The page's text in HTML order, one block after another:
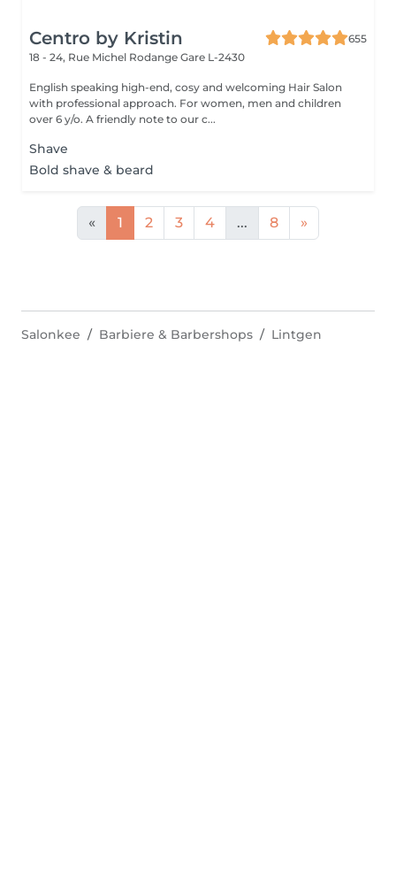
Centro by Kristin
655
18 - 24, Rue Michel Rodange Gare L-2430
English speaking high-end, cosy and welcoming Hair Salon
with professional approach. For women, men and children
over 6 y/o. A friendly note to our c...
Shave
Bold shave & beard
« 1 2 3 4 ... 8 »
Salonkee Barbiere & Barbershops Lintgen